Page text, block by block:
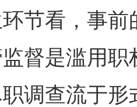
看，事前
督是滥用
调查流于